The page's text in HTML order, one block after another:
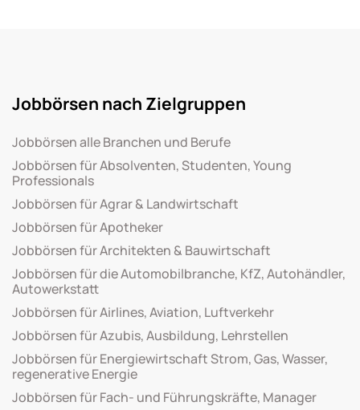
Jobbörsen nach Zielgruppen
Jobbörsen alle Branchen und Berufe
Jobbörsen für Absolventen, Studenten, Young
Professionals
Jobbörsen für Agrar & Landwirtschaft
Jobbörsen für Apotheker
Jobbörsen für Architekten & Bauwirtschaft
Jobbörsen für die Automobilbranche, KfZ, Autohändler,
Autowerkstatt
Jobbörsen für Airlines, Aviation, Luftverkehr
Jobbörsen für Azubis, Ausbildung, Lehrstellen
Jobbörsen für Energiewirtschaft Strom, Gas, Wasser,
regenerative Energie
Jobbörsen für Fach- und Führungskräfte, Manager